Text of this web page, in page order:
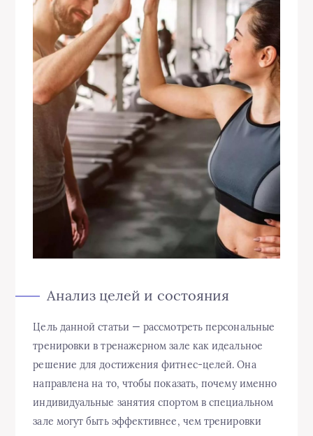
Анализ целей и состояния
Цель данной статьи — рассмотреть персональные
тренировки в тренажерном зале как идеальное
решение для достижения фитнес-целей. Она
направлена на то, чтобы показать, почему именно
индивидуальные занятия спортом в специальном
зале могут быть эффективнее, чем тренировки